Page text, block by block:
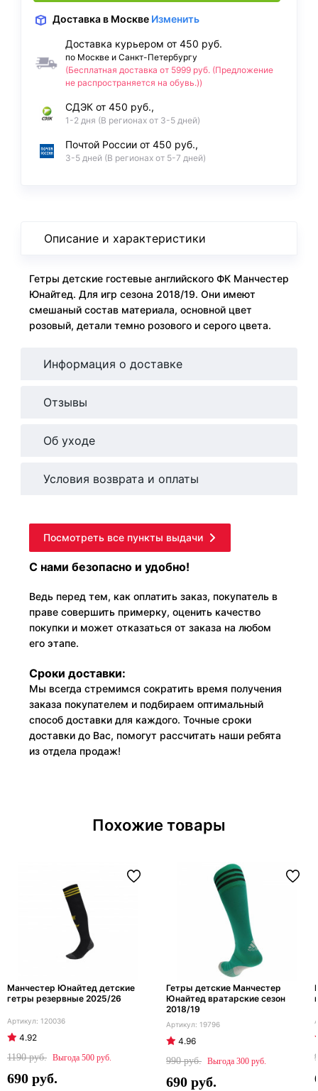
Доставка в Москве Изменить
Доставка курьером от 450 руб.
по Москве и Санкт-Петербургу
(Бесплатная доставка от 5999 руб. (Предложение
не распространяется на обувь.))
СДЭК от 450 руб.,
1-2 дня (В регионах от 3-5 дней)
Почтой России от 450 руб.,
3-5 дней (В регионах от 5-7 дней)
Описание и характеристики
Гетры детские гостевые английского ФК Манчестер
Юнайтед. Для игр сезона 2018/19. Они имеют
смешаный состав материала, основной цвет
розовый, детали темно розового и серого цвета.
Информация о доставке
Отзывы
Об уходе
Условия возврата и оплаты
Посмотреть все пункты выдачи
С нами безопасно и удобно!
Ведь перед тем, как оплатить заказ, покупатель в
праве совершить примерку, оценить качество
покупки и может отказаться от заказа на любом
его этапе.
Сроки доставки:
Мы всегда стремимся сократить время получения
заказа покупателем и подбираем оптимальный
способ доставки для каждого. Точные сроки
доставки до Вас, помогут рассчитать наши ребята
из отдела продаж!
Похожие товары
Манчестер Юнайтед детские
гетры резервные 2025/26
120036
4.92
1190
500
690
Гетры детские Манчестер
Юнайтед вратарские сезон
2018/19
19796
4.96
990
300
690